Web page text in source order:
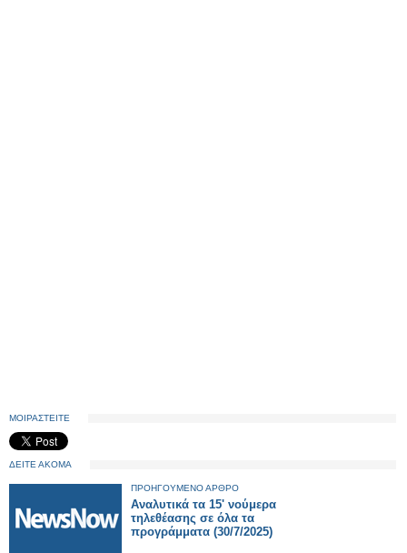
ΜΟΙΡΑΣΤΕΙΤΕ
ΔΕΙΤΕ ΑΚΟΜΑ
ΠΡΟΗΓΟΥΜΕΝΟ ΑΡΘΡΟ
Αναλυτικά τα 15' νούμερα
τηλεθέασης σε όλα τα
προγράμματα (30/7/2025)